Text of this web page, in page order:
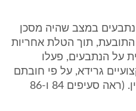
במצב שהיה מסכן
תוך הטלת אחריות
על הנתבעים, פעלו
גרידא, על פי חובתם
ואמונתם, ועל פי הוראות הדין. (ראה סעיפים 84 ו-86